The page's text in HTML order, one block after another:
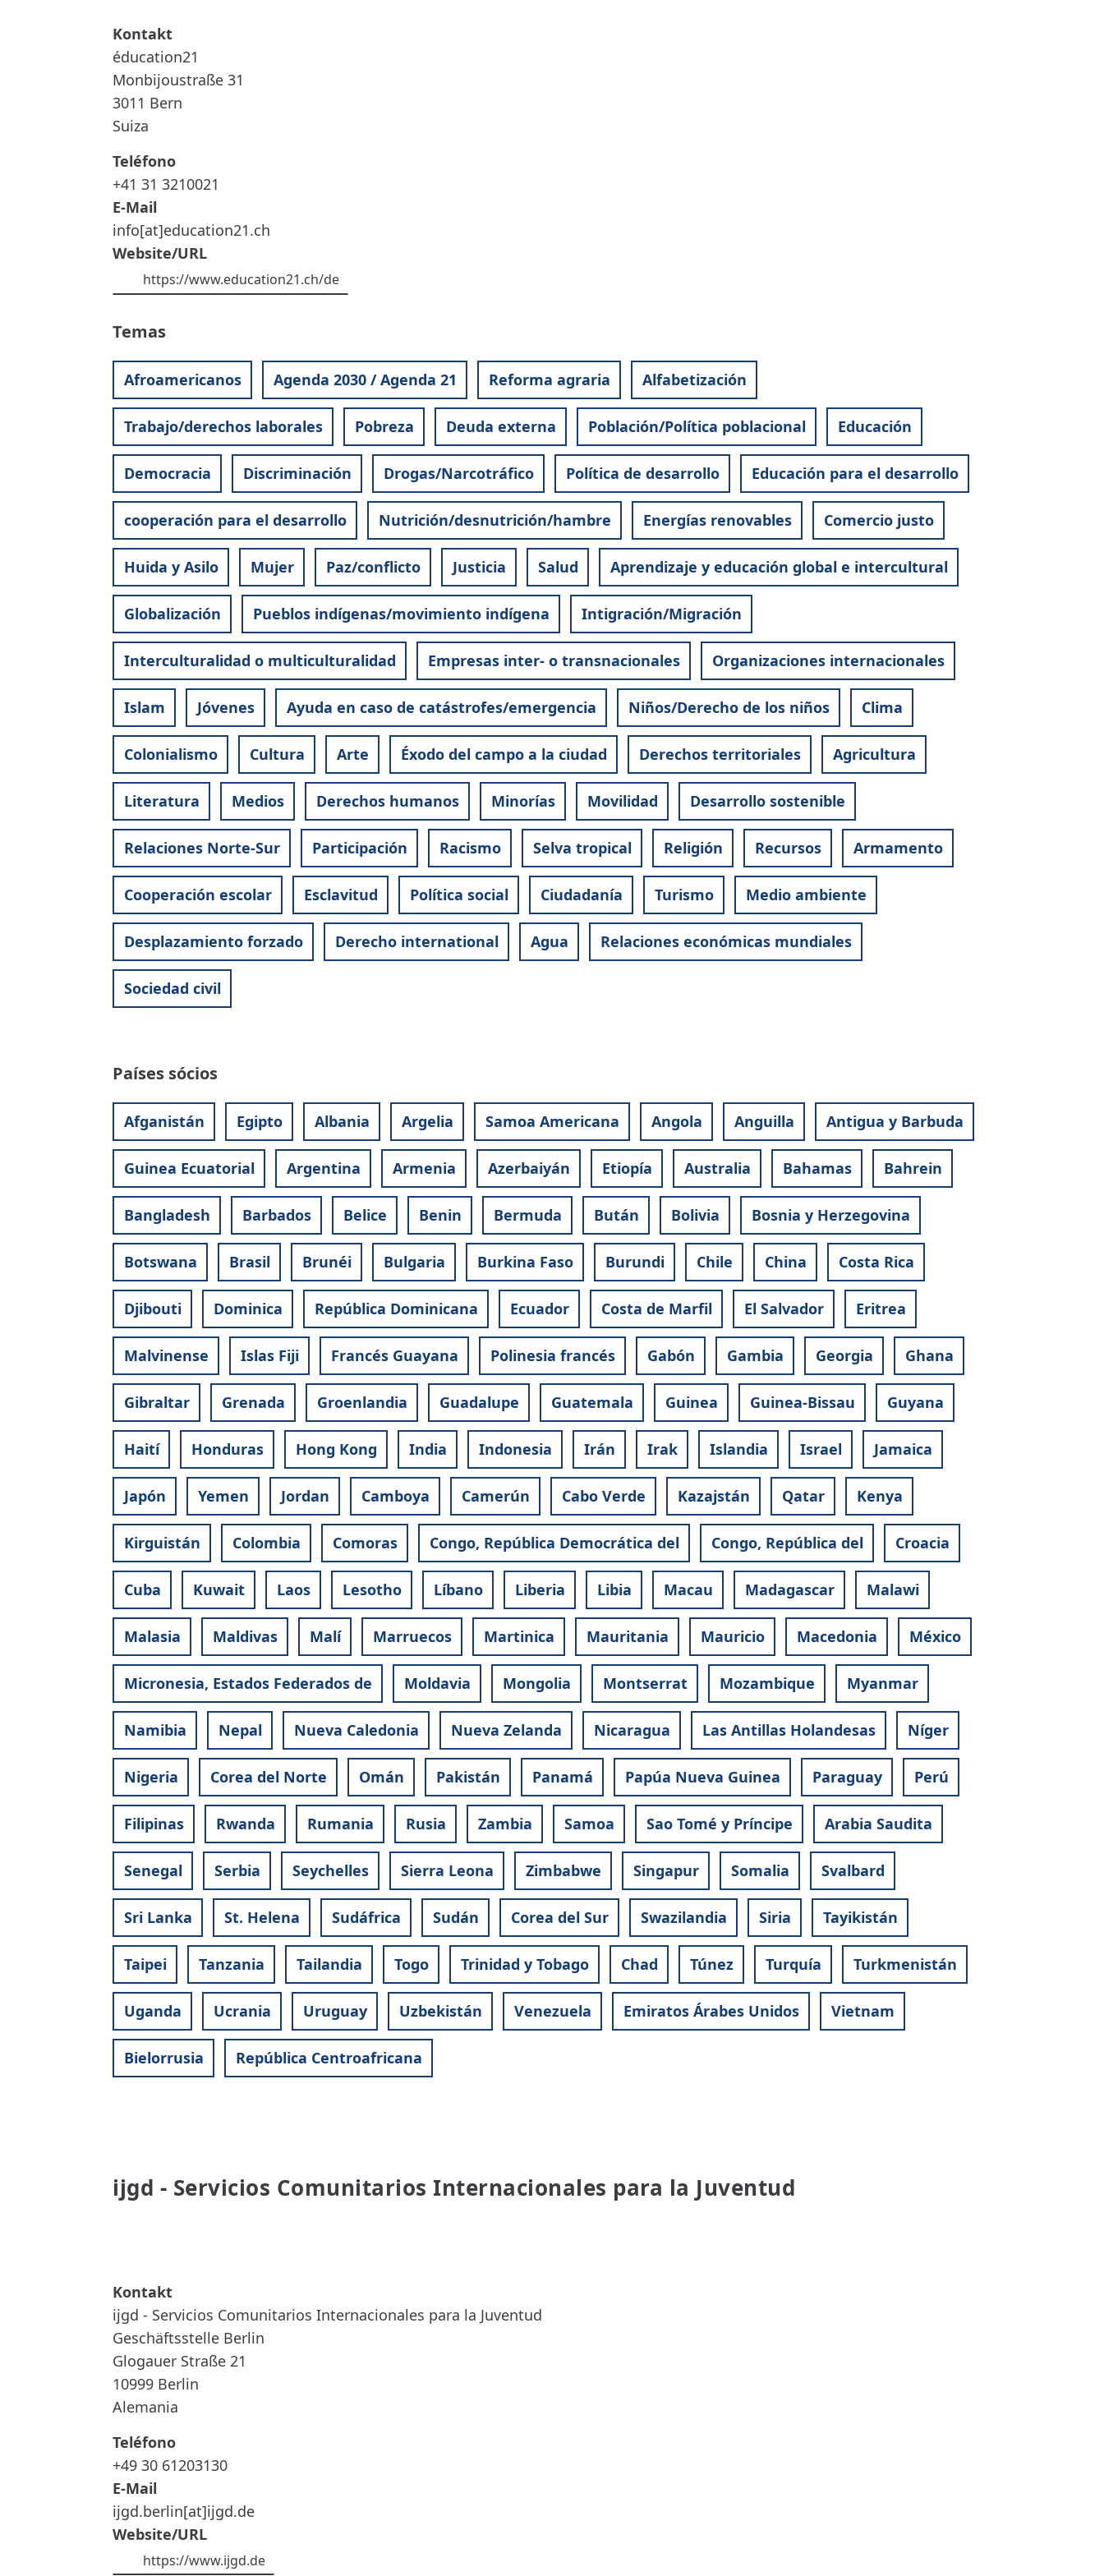
éducation21
Monbijoustraße 31
3011 Bern
Suiza
Teléfono
+41 31 3210021
E-Mail
info[at]education21.ch
Website/URL
https://www.education21.ch/de
Temas
Afroamericanos Agenda 2030 / Agenda 21 Reforma agraria Alfabetización
Trabajo/derechos laborales Pobreza Deuda externa Población/Política poblacional Educación
Democracia Discriminación Drogas/Narcotráfico Política de desarrollo Educación para el desarrollo
cooperación para el desarrollo Nutrición/desnutrición/hambre Energías renovables Comercio justo
Huida y Asilo Mujer Paz/conflicto Justicia Salud Aprendizaje y educación global e intercultural
Globalización Pueblos indígenas/movimiento indígena Intigración/Migración
Interculturalidad o multiculturalidad Empresas inter- o transnacionales Organizaciones internacionales
Islam Jóvenes Ayuda en caso de catástrofes/emergencia Niños/Derecho de los niños Clima
Colonialismo Cultura Arte Éxodo del campo a la ciudad Derechos territoriales Agricultura
Literatura Medios Derechos humanos Minorías Movilidad Desarrollo sostenible
Relaciones Norte-Sur Participación Racismo Selva tropical Religión Recursos Armamento
Cooperación escolar Esclavitud Política social Ciudadanía Turismo Medio ambiente
Desplazamiento forzado Derecho international Agua Relaciones económicas mundiales
Sociedad civil
Países sócios
Afganistán Egipto Albania Argelia Samoa Americana Angola Anguilla Antigua y Barbuda
Guinea Ecuatorial Argentina Armenia Azerbaiyán Etiopía Australia Bahamas Bahrein
Bangladesh Barbados Belice Benin Bermuda Bután Bolivia Bosnia y Herzegovina
Botswana Brasil Brunéi Bulgaria Burkina Faso Burundi Chile China Costa Rica
Djibouti Dominica República Dominicana Ecuador Costa de Marfil El Salvador Eritrea
Malvinense Islas Fiji Francés Guayana Polinesia francés Gabón Gambia Georgia Ghana
Gibraltar Grenada Groenlandia Guadalupe Guatemala Guinea Guinea-Bissau Guyana
Haití Honduras Hong Kong India Indonesia Irán Irak Islandia Israel Jamaica
Japón Yemen Jordan Camboya Camerún Cabo Verde Kazajstán Qatar Kenya
Kirguistán Colombia Comoras Congo, República Democrática del Congo, República del Croacia
Cuba Kuwait Laos Lesotho Líbano Liberia Libia Macau Madagascar Malawi
Malasia Maldivas Malí Marruecos Martinica Mauritania Mauricio Macedonia México
Micronesia, Estados Federados de Moldavia Mongolia Montserrat Mozambique Myanmar
Namibia Nepal Nueva Caledonia Nueva Zelanda Nicaragua Las Antillas Holandesas Níger
Nigeria Corea del Norte Omán Pakistán Panamá Papúa Nueva Guinea Paraguay Perú
Filipinas Rwanda Rumania Rusia Zambia Samoa Sao Tomé y Príncipe Arabia Saudita
Senegal Serbia Seychelles Sierra Leona Zimbabwe Singapur Somalia Svalbard
Sri Lanka St. Helena Sudáfrica Sudán Corea del Sur Swazilandia Siria Tayikistán
Taipei Tanzania Tailandia Togo Trinidad y Tobago Chad Túnez Turquía Turkmenistán
Uganda Ucrania Uruguay Uzbekistán Venezuela Emiratos Árabes Unidos Vietnam
Bielorrusia República Centroafricana
ijgd - Servicios Comunitarios Internacionales para la Juventud
INTERNACIONALES
PARA
LA
JUVENTUD
ijgd - Servicios Comunitarios Internacionales para la Juventud
Geschäftsstelle Berlin
Glogauer Straße 21
10999 Berlin
Alemania
Teléfono
+49 30 61203130
E-Mail
ijgd.berlin[at]ijgd.de
Website/URL
https://www.ijgd.de